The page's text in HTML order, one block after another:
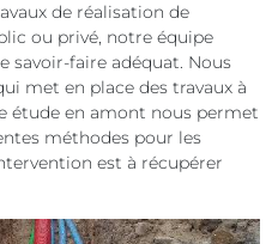
de réalisation de
ou privé, notre équipe
savoir-faire adéquat. Nous
met en place des travaux à
étude en amont nous permet
méthodes pour les
est à récupérer